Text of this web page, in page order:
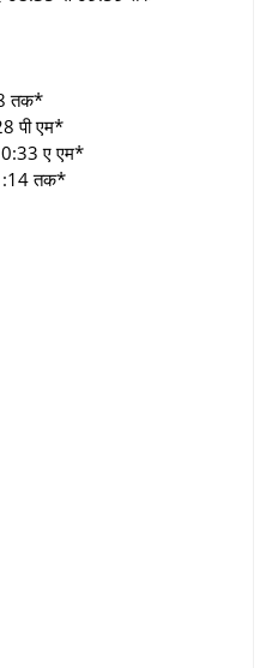
तक*
पी एम*
ए एम*
तक*